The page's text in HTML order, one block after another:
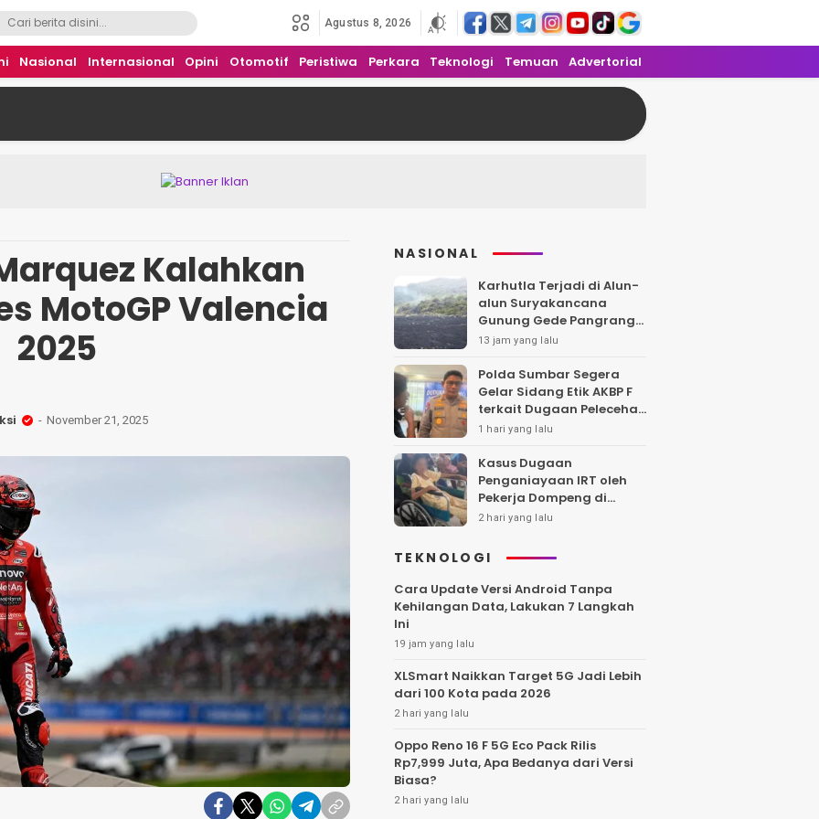
Agustus 8, 2026
Nasional Internasional Opini Otomotif Peristiwa Perkara Teknologi Temuan Advertorial
Kalahkan
MotoGP Valencia
2025
November 21, 2025
NASIONAL
Karhutla Terjadi di Alun-
alun Suryakancana
Gunung Gede Pangrango,
Api Berhasil Dipadamka
13 jam yang lalu
Polda Sumbar Segera
Gelar Sidang Etik AKBP F
terkait Dugaan Pelecehan
Polwan
1 hari yang lalu
Kasus Dugaan
Penganiayaan IRT oleh
Pekerja Dompeng di
Batanghari Jalan 7 Bulan,
Kepastian Hukum
2 hari yang lalu
TEKNOLOGI
Cara Update Versi Android Tanpa
Kehilangan Data, Lakukan 7 Langkah
Ini
19 jam yang lalu
XLSmart Naikkan Target 5G Jadi Lebih
dari 100 Kota pada 2026
2 hari yang lalu
Oppo Reno 16 F 5G Eco Pack Rilis
Rp7,999 Juta, Apa Bedanya dari Versi
Biasa?
2 hari yang lalu